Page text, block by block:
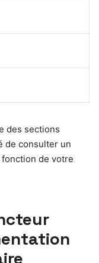
des sections
de consulter un
de votre